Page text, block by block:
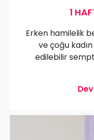
1
Erken hamilelik
ve çoğu
edilebilir
tüm detayları